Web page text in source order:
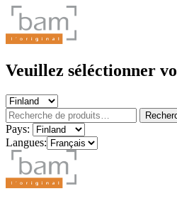
Veuillez séléctionner
Recherche
pour :
Pays:
Langues: